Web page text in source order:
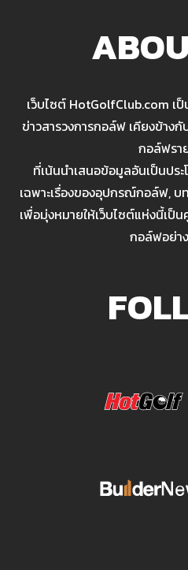
เว็บไซต์ HotGolfClub.com เ
ข่าวสารวงการกอล์ฟ เคียงข้า
กอล์ฟรา
ที่เน้นนำเสนอข้อมูลอันเป็นป
เฉพาะเรื่องของอุปกรณ์กอล์ฟ, บ
เพื่อมุ่งหมายให้เว็บไซต์แห่งนี้เ
กอล์ฟอย่า